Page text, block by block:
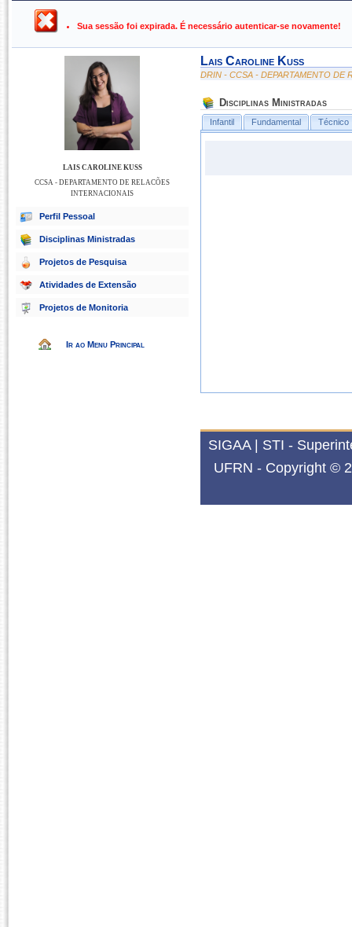
UFPB ›
Sua sessão foi expirada. É necessário autenticar-se novamente!
LAIS CAROLINE KUSS
CCSA - DEPARTAMENTO DE RELACÕES
INTERNACIONAIS
Perfil Pessoal
Disciplinas Ministradas
Projetos de Pesquisa
Atividades de Extensão
Projetos de Monitoria
Ir ao Menu Principal
Lais Caroline Kuss
DRIN - CCSA - DEPARTAMENTO DE
Disciplinas Ministradas
Infantil Fundamental Técnico
SIGAA | STI -
UFRN - Copyright ©